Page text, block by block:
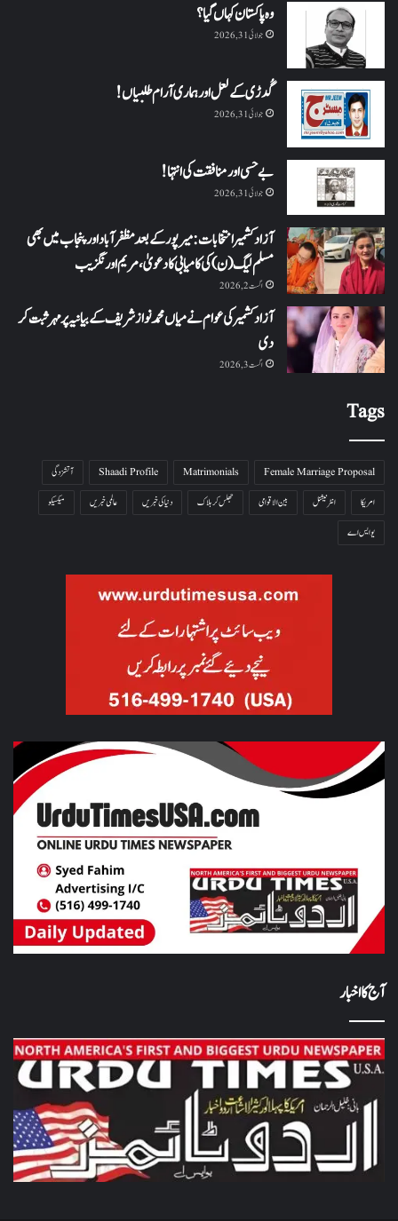
وہ پاکستان کہاں گیا؟
جولائی 31, 2026
گُدڑی کے لعل اور ہماری آرام طلبیاں!
جولائی 31, 2026
بے حسی اور منافقت کی انتہا !
جولائی 31, 2026
آزاد کشمیر انتخابات: میرپور کے بعد مظفرآباد اور پنجاب میں بھی
مسلم لیگ (ن) کی کامیابی کا دعویٰ، مریم اورنگزیب
اگست 2, 2026
آزاد کشمیر کی عوام نے میاں محمد نواز شریف کے بیانیہ پر مہر ثبت کر
دی
اگست 3, 2026
Tags
Female Marriage Proposal
Matrimonials
Shaadi Profile
آتشزدگی
امریکا
انٹرنیشنل بین الاقوامی جھلس کر ہلاک دنیا کی خبریں عالمی خبریں
میکسیکو
یو ایس اے
آج کا اخبار